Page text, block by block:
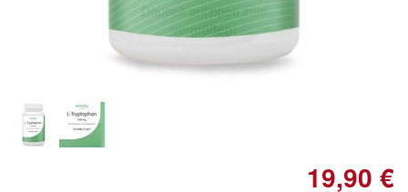
Doppelt antippen zum
vergrößern
19,90 €